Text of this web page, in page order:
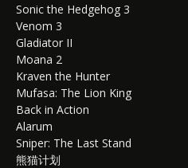
Sonic the Hedgehog 3
Venom 3
Gladiator II
Moana 2
Kraven the Hunter
Mufasa: The Lion King
Back in Action
Alarum
Sniper: The Last Stand
熊猫计划